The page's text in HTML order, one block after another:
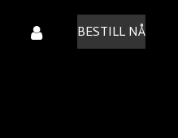
BESTILL NÅ